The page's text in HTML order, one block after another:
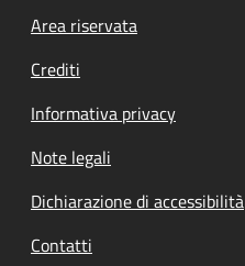
Footer menu
Area riservata
Crediti
Informativa privacy
Note legali
Dichiarazione di accessibilità
Contatti